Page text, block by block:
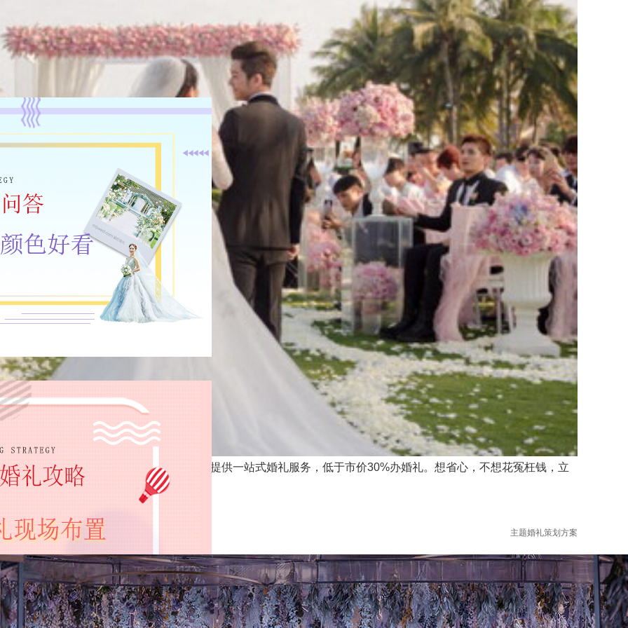
介绍吗?蜜匠婚礼在全国100多个城市提供一站式婚礼服务，低于市价30%办婚礼。想省心，不想花冤枉钱，立
主题婚礼策划方案